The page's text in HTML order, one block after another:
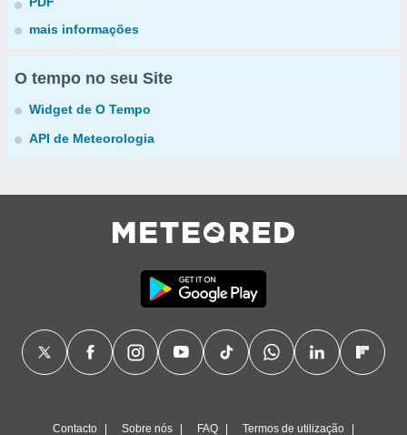
mais informações
O tempo no seu Site
Widget de O Tempo
API de Meteorologia
Contacto Sobre nós FAQ Termos de utilização